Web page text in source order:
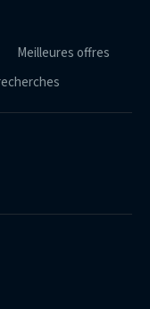
Meilleures offres